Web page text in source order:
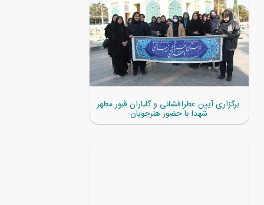
برگزاری آیین عطرافشانی و گلباران قبور مطهر
شهدا با حضور هنرجویان